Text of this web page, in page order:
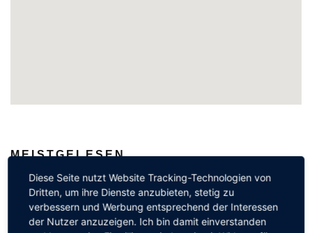
MEISTGELESEN
Libelle auf Blütenstiel
29 Aug, 2011 6543
Diese Seite nutzt Website Tracking-Technologien von
Dritten, um ihre Dienste anzubieten, stetig zu
verbessern und Werbung entsprechend der Interessen
der Nutzer anzuzeigen. Ich bin damit einverstanden